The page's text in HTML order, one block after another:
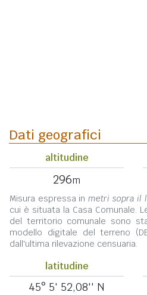
Dati geografici
altitudine
296m
Misura espressa in metri sopra il
cui è situata la Casa Comunale.
del territorio comunale sono
modello digitale del terreno
dall'ultima rilevazione censuaria.
latitudine
45° 5' 52,08'' N